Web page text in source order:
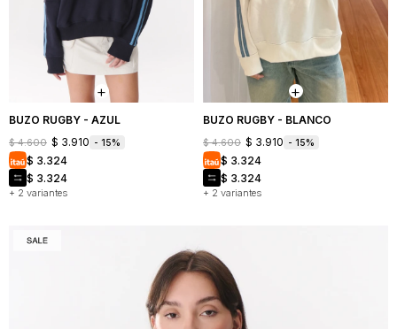
BUZO RUGBY - AZUL
+ 2 variantes
$ 4.600 $ 3.910 15
$ 3.324
$ 3.324
BUZO RUGBY - BLANCO
+ 2 variantes
$ 4.600 $ 3.910 15
$ 3.324
$ 3.324